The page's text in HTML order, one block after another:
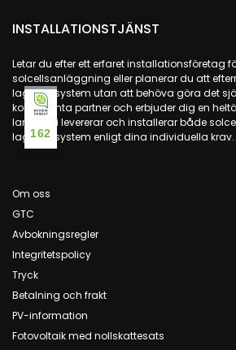
INSTALLATIONSTJÄNST
Letar du efter ett erfaret installationsföretag
solcellsanläggning eller planerar du att
lagringssystem utan att behöva göra det
kompetenta partner och erbjuder dig en
landet: Vi levererar och installerar både
lagringssystem enligt dina individuella krav.
Om oss
GTC
Avbokningsregler
Integritetspolicy
Tryck
Betalning och frakt
PV-information
Fotovoltaik med nollskattesats
162